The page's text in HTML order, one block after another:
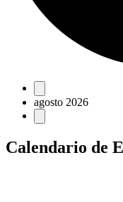
Eventos
agosto 2026
Calendario de